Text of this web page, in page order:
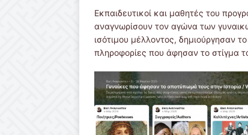
Εκπαιδευτικοί και μαθητές του
αναγνωρίσουν τον αγώνα των
ισότιμου μέλλοντος, δημιούργησαν
πληροφορίες που άφησαν το στίγμα